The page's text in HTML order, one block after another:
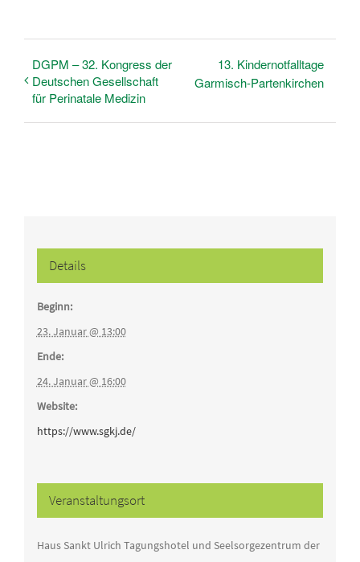
DGPM – 32. Kongress der
Deutschen Gesellschaft
für Perinatale Medizin
13. Kindernotfalltage
Garmisch-Partenkirchen
Details
Beginn:
23. Januar @ 13:00
Ende:
24. Januar @ 16:00
Website:
https://www.sgkj.de/
Veranstaltungsort
Haus Sankt Ulrich Tagungshotel und Seelsorgezentrum der